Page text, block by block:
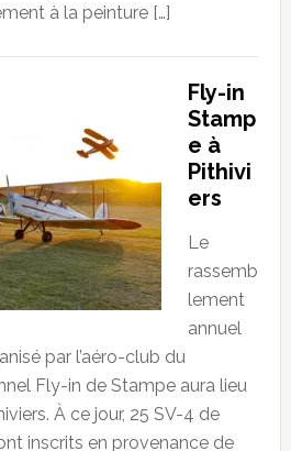
à la peinture […]
Fly-in
Stamp
e à
Pithivi
ers
Le
rassemb
lement
annuel
par l’aéro-club du
Fly-in de Stampe aura lieu
À ce jour, 25 SV-4 de
inscrits en provenance de